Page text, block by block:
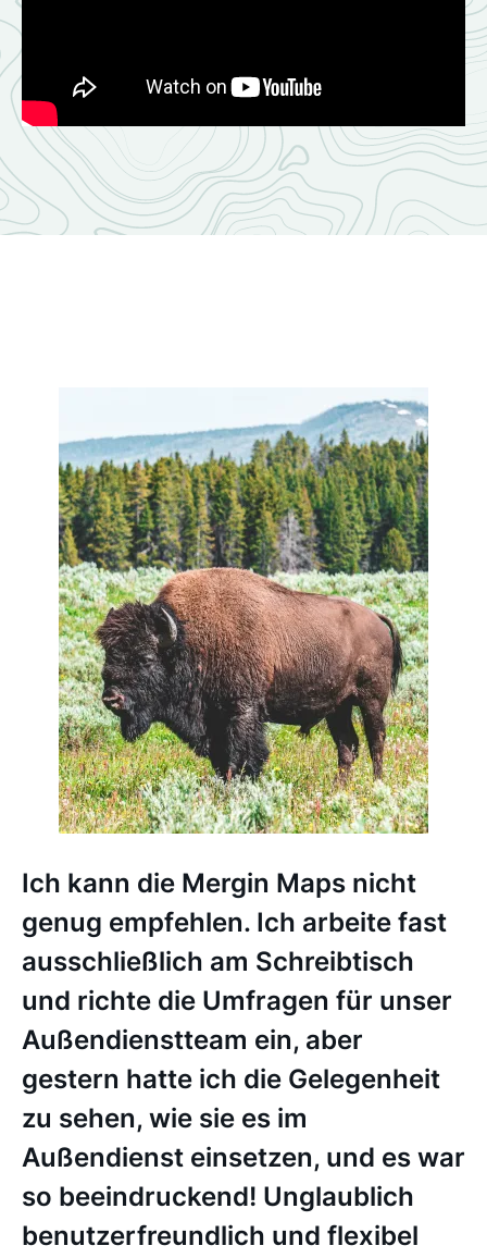
Ich kann die Mergin Maps nicht
genug empfehlen. Ich arbeite fast
ausschließlich am Schreibtisch
und richte die Umfragen für unser
Außendienstteam ein, aber
gestern hatte ich die Gelegenheit
zu sehen, wie sie es im
Außendienst einsetzen, und es war
so beeindruckend! Unglaublich
benutzerfreundlich und flexibel